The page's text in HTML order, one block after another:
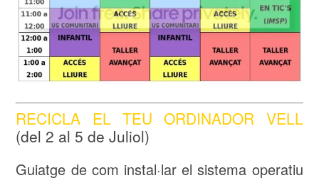
RECICLA EL TEU ORDINADOR VELL
(del 2 al 5 de Juliol)
Guiatge de com instal·lar el sistema operatiu